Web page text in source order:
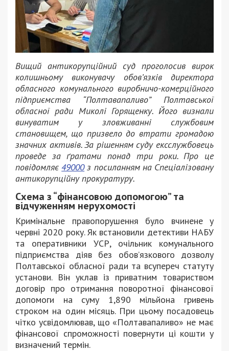
Вищий антикорупційний суд проголосив вирок
колишньому виконувачу обов’язків директора
обласного комунального виробничо-комерційного
підприємства “Полтавапаливо” Полтавської
обласної ради Миколі Горященку. Його визнали
винуватим у зловживанні службовим
становищем, що призвело до втрати громадою
значних активів. За рішенням суду ексслужбовець
проведе за ґратами понад три роки. Про це
повідомляє49000з посиланням на Спеціалізовану
антикорупційну прокуратуру.
Схема з “фінансовою допомогою” та
відчуженням нерухомості
Кримінальне правопорушення було вчинене у
червні 2020 року. Як встановили детективи НАБУ
та оперативники УСР, очільник комунального
підприємства діяв без обов’язкового дозволу
Полтавської обласної ради та всупереч статуту
установи. Він уклав із приватним товариством
договір про отримання поворотної фінансової
допомоги на суму 1,890 мільйона гривень
строком на один місяць. При цьому посадовець
чітко усвідомлював, що «Полтавапаливо» не має
фінансової спроможності повернути ці кошти у
визначений термін.